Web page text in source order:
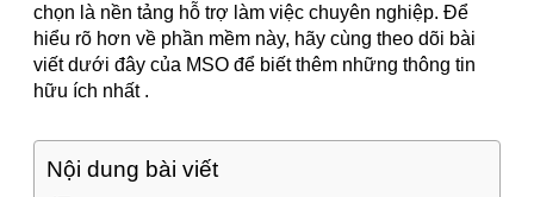
chọn là nền tảng hỗ trợ làm việc chuyên nghiệp. Để
hiểu rõ hơn về phần mềm này, hãy cùng theo dõi bài
viết dưới đây của MSO để biết thêm những thông tin
hữu ích nhất .
Nội dung bài viết